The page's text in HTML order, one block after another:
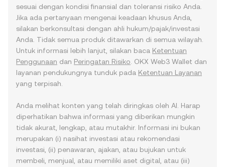
sesuai dengan kondisi finansial dan toleransi risiko Anda.
Jika ada pertanyaan mengenai keadaan khusus Anda,
silakan berkonsultasi dengan ahli hukum/pajak/investasi
Anda. Tidak semua produk ditawarkan di semua wilayah.
Untuk informasi lebih lanjut, silakan baca Ketentuan
Penggunaan dan Peringatan Risiko . OKX Web3 Wallet dan
layanan pendukungnya tunduk pada Ketentuan Layanan
yang terpisah.
Anda melihat konten yang telah diringkas oleh AI. Harap
diperhatikan bahwa informasi yang diberikan mungkin
tidak akurat, lengkap, atau mutakhir. Informasi ini bukan
merupakan (i) nasihat investasi atau rekomendasi
investasi, (ii) penawaran, ajakan, atau bujukan untuk
membeli, menjual, atau memiliki aset digital, atau (iii)